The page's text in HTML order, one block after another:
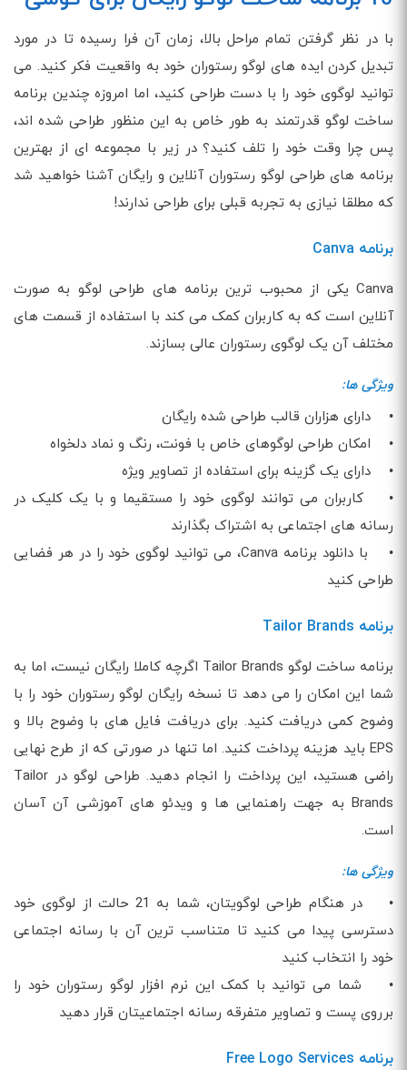
با در نظر گرفتن تمام مراحل بالا، زمان آن فرا رسیده تا در مورد
تبدیل کردن ایده های لوگو رستوران خود به واقعیت فکر کنید. می
توانید لوگوی خود را با دست طراحی کنید، اما امروزه چندین برنامه
ساخت لوگو قدرتمند به طور خاص به این منظور طراحی شده اند،
پس چرا وقت خود را تلف کنید؟ در زیر با مجموعه ای از بهترین
برنامه های طراحی لوگو رستوران آنلاین و رایگان آشنا خواهید شد
که مطلقا نیازی به تجربه قبلی برای طراحی ندارند!
برنامه Canva
Canva یکی از محبوب ترین برنامه های طراحی لوگو به صورت
آنلاین است که به کاربران کمک می کند با استفاده از قسمت های
مختلف آن یک لوگوی رستوران عالی بسازند.
ویژگی ها:
• دارای هزاران قالب طراحی شده رایگان
• امکان طراحی لوگوهای خاص با فونت، رنگ و نماد دلخواه
• دارای یک گزینه برای استفاده از تصاویر ویژه
• کاربران می توانند لوگوی خود را مستقیما و با یک کلیک در
رسانه های اجتماعی به اشتراک بگذارند
• با دانلود برنامه Canva، می توانید لوگوی خود را در هر فضایی
طراحی کنید
برنامه Tailor Brands
برنامه ساخت لوگو Tailor Brands اگرچه کاملا رایگان نیست، اما به
شما این امکان را می دهد تا نسخه رایگان لوگو رستوران خود را با
وضوح کمی دریافت کنید. برای دریافت فایل های با وضوح بالا و
EPS باید هزینه پرداخت کنید. اما تنها در صورتی که از طرح نهایی
راضی هستید، این پرداخت را انجام دهید. طراحی لوگو در Tailor
Brands به جهت راهنمایی ها و ویدئو های آموزشی آن آسان
است.
ویژگی ها:
• در هنگام طراحی لوگویتان، شما به 21 حالت از لوگوی خود
دسترسی پیدا می کنید تا متناسب ترین آن با رسانه اجتماعی
خود را انتخاب کنید
• شما می توانید با کمک این نرم افزار لوگو رستوران خود را
برروی پست و تصاویر متفرقه رسانه اجتماعیتان قرار دهید
برنامه Free Logo Services